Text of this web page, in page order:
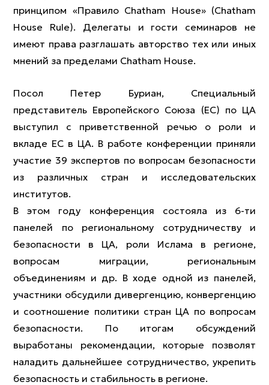
принципом «Правило Chatham House» (Chatham
House Rule). Делегаты и гости семинаров не
имеют права разглашать авторство тех или иных
мнений за пределами Chatham House.
Посол Петер Буриан, Специальный
представитель Европейского Союза (ЕС) по ЦА
выступил с приветственной речью о роли и
вкладе ЕС в ЦА. В работе конференции приняли
участие 39 экспертов по вопросам безопасности
из различных стран и исследовательских
институтов.
В этом году конференция состояла из 6-ти
панелей по региональному сотрудничеству и
безопасности в ЦА, роли Ислама в регионе,
вопросам миграции, региональным
объединениям и др. В ходе одной из панелей,
участники обсудили дивергенцию, конвергенцию
и соотношение политики стран ЦА по вопросам
безопасности. По итогам обсуждений
выработаны рекомендации, которые позволят
наладить дальнейшее сотрудничество, укрепить
безопасность и стабильность в регионе.